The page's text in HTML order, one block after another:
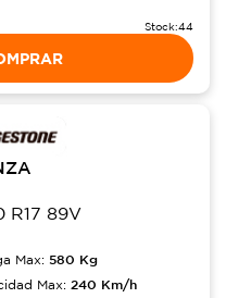
Stock:44
R17 89V
Max: 580 Kg
Max: 240 Km/h